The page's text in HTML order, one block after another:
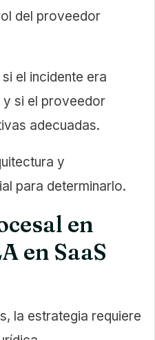
del proveedor
el incidente era
y si el proveedor
adecuadas.
y
para determinarlo.
en
en SaaS
la estrategia requiere